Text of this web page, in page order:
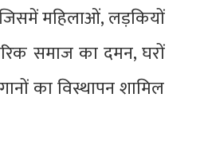
महिलाओं, लड़कियों
समाज का दमन, घरों
का विस्थापन शामिल